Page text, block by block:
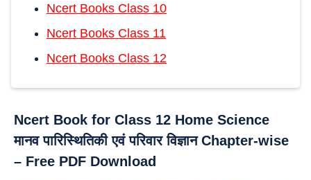
Ncert Books Class 10
Ncert Books Class 11
Ncert Books Class 12
Ncert Book for Class 12 Home Science
मानव पारिस्थितिकी एवं परिवार विज्ञान Chapter-wise
– Free PDF Download